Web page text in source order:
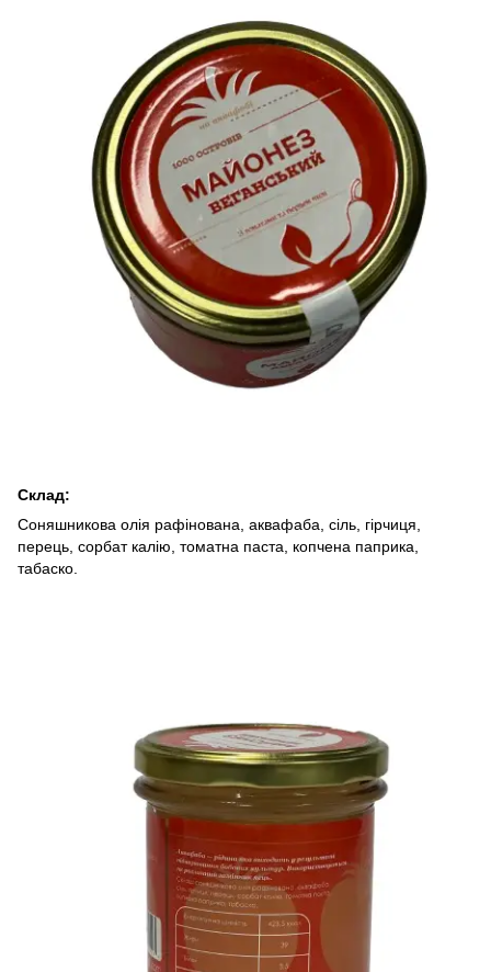
Склад:
Соняшникова олія рафінована, аквафаба, сіль, гірчиця,
перець, сорбат калію, томатна паста, копчена паприка,
табаско.